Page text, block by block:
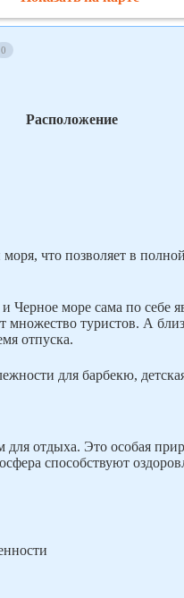
0
Расположение
что позволяет в
Черное море сама по себе
множество туристов. А
отпуска.
для барбекю,
отдыха. Это особая
способствуют